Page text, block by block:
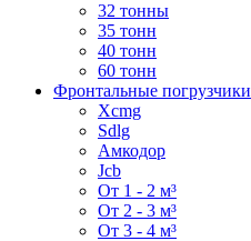
32 тонны
35 тонн
40 тонн
60 тонн
Фронтальные погрузчики
Xcmg
Sdlg
Амкодор
Jcb
От 1 - 2 м³
От 2 - 3 м³
От 3 - 4 м³